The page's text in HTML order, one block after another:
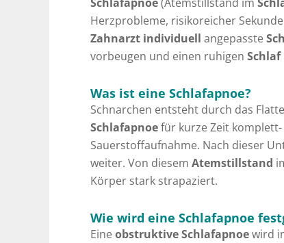
Herzprobleme, risikoreicher
Zahnarzt individuell angepasste
vorbeugen und einen ruhigen Schlaf
Was ist eine Schlafapnoe?
Schnarchen entsteht durch das
Schlafapnoefür kurze Zeit
Sauerstoffaufnahme. Nach dieser
weiter. Von diesem Atemstillstand
Körper stark strapaziert.
Wie wird eine Schlafapnoe
Eine obstruktive Schlafapnoewird